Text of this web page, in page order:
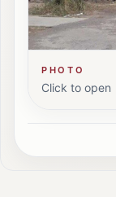
PHOTO
Click to open